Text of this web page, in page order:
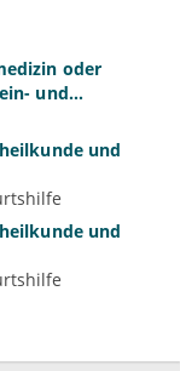
oder
und
und
und
und